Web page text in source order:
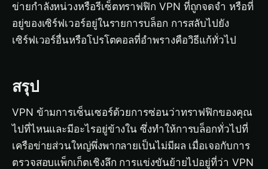
ข่ายกำลังหน่วงหรือรีเซ็ตทราฟฟิก VPN ที่ถูกจดจำ หรือที่
อยู่ของเซิร์ฟเวอร์อยู่ในรายการบล็อก การสลับไปยัง
เซิร์ฟเวอร์อื่นหรือโปรโตคอลที่อำพรางคือวิธีแก้ทั่วไป
สรุป
VPN ข้ามการเซ็นเซอร์ด้วยการซ่อนว่าทราฟฟิกของคุณ
ไปที่ไหนและมีอะไรอยู่ข้างใน ซึ่งทำให้การบล็อกทั่วไปที่
เครือข่ายส่วนใหญ่พึ่งพากลายเป็นไม่มีผล เมื่อเจอกับการ
ตรวจสอบแพ็กเก็ตเชิงลึก การแข่งขันย้ายไปอยู่ที่ว่า VPN